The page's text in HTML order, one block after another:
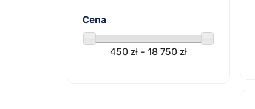
Cena
450 zł - 18 750 zł